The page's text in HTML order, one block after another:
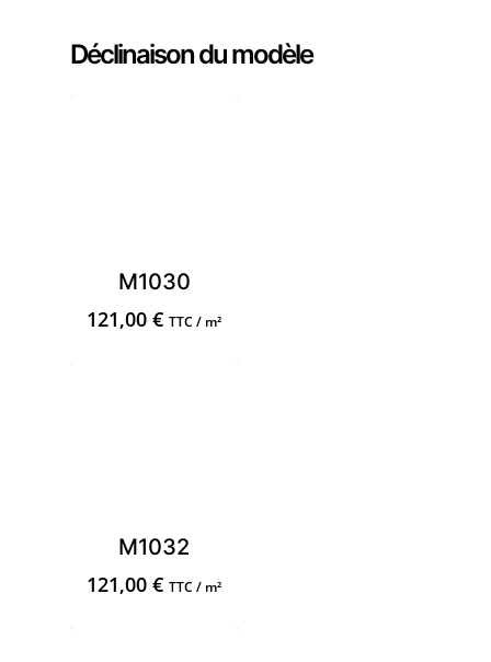
Déclinaison du modèle
M1030
121,00€ TTC / m²
M1032
121,00€ TTC / m²